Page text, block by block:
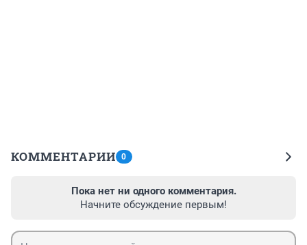
КОММЕНТАРИИ 0
Пока нет ни одного комментария.
Начните обсуждение первым!